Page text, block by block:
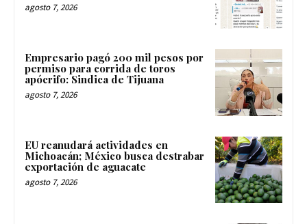
agosto 7, 2026
Empresario pagó 200 mil pesos por
permiso para corrida de toros
apócrifo: Sindica de Tijuana
agosto 7, 2026
EU reanudará actividades en
Michoacán; México busca destrabar
exportación de aguacate
agosto 7, 2026